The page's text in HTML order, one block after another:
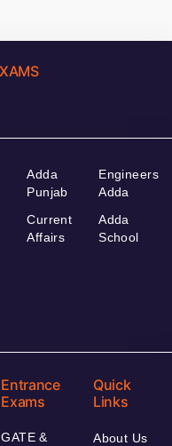
Adda
Punjab
Current
Affairs
Engineers
Adda
Adda
School
Entrance
Exams
GATE &
Quick
Links
About Us